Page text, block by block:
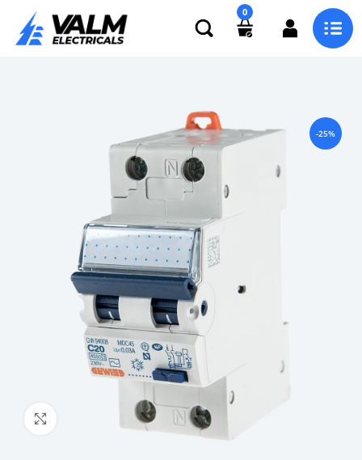
0
-25%